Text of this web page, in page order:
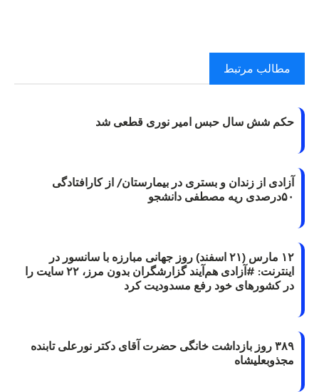
مطالب مرتبط
حکم شش سال حبس امیر نوری قطعی شد
آزادی از زندان و بستری در بیمارستان/ از کارافتادگی
۵۰درصدی ریه مصطفی دانشجو
۱۲ مارس (۲۱ اسفند) روز جهانی مبارزه با سانسور در
اینترنت: #آزادی هم‌آیند گزارشگران‌ بدون مرز، ۲۲ سایت را
در کشورهای خود رفع مسدودیت کرد
۳۸۹ روز بازداشت خانگی حضرت آقای دکتر نورعلی تابنده
مجذوبعلیشاه